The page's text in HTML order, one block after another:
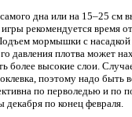
дна или на 15–25 см
рекомендуется время
мормышки с
давления плотва может
более высокие слои.
поэтому надо быть
по перволедью и по
по конец февраля.